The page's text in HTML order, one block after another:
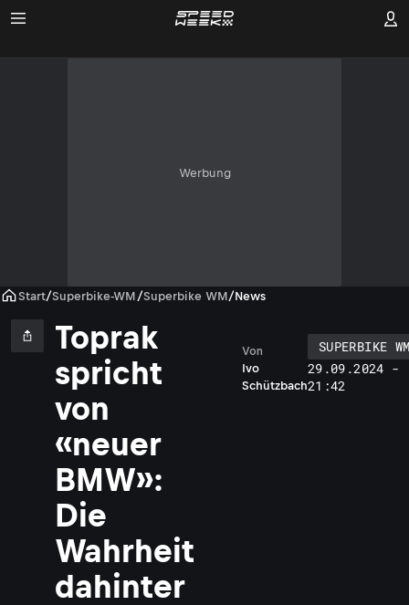
Werbung
Start/Superbike-WM /Superbike WM/News
Toprak
spricht
von
«neuer
BMW»:
Die
Wahrheit
dahinter
Ivo
Schützbach
Von
SUPERBIKE
29.09.2024 -
21:42